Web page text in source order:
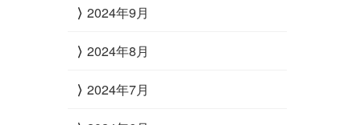
2024年9月
2024年8月
2024年7月